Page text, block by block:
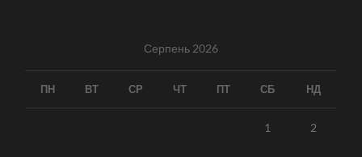
Серпень 2026
ПН ВТ СР ЧТ ПТ СБ НД
1 2